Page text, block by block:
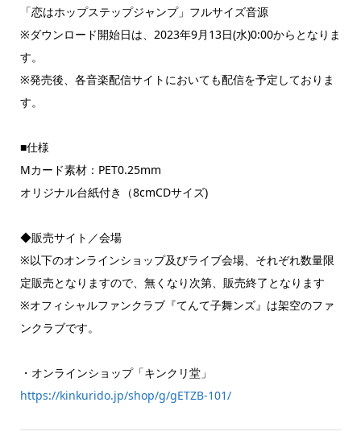
「恋はホップステップジャンプ」フルサイズ音源
※ダウンロード開始日は、2023年9月13日(水)0:00からとなりま
す。
※発売後、各音楽配信サイトにおいても配信を予定しておりま
す。
■仕様
Mカード素材：PET0.25mm
オリジナル台紙付き（8cmCDサイズ)
◆販売サイト／会場
※以下のオンラインショップ及びライブ会場、それぞれ数量限
定販売となりますので、無くなり次第、販売終了となります
※オフィシャルファンクラブ『てんて子舞ンズ』は架空のファ
ンクラブです。
・オンラインショップ「キンクリ堂」
https://kinkurido.jp/shop/g/gETZB-101/